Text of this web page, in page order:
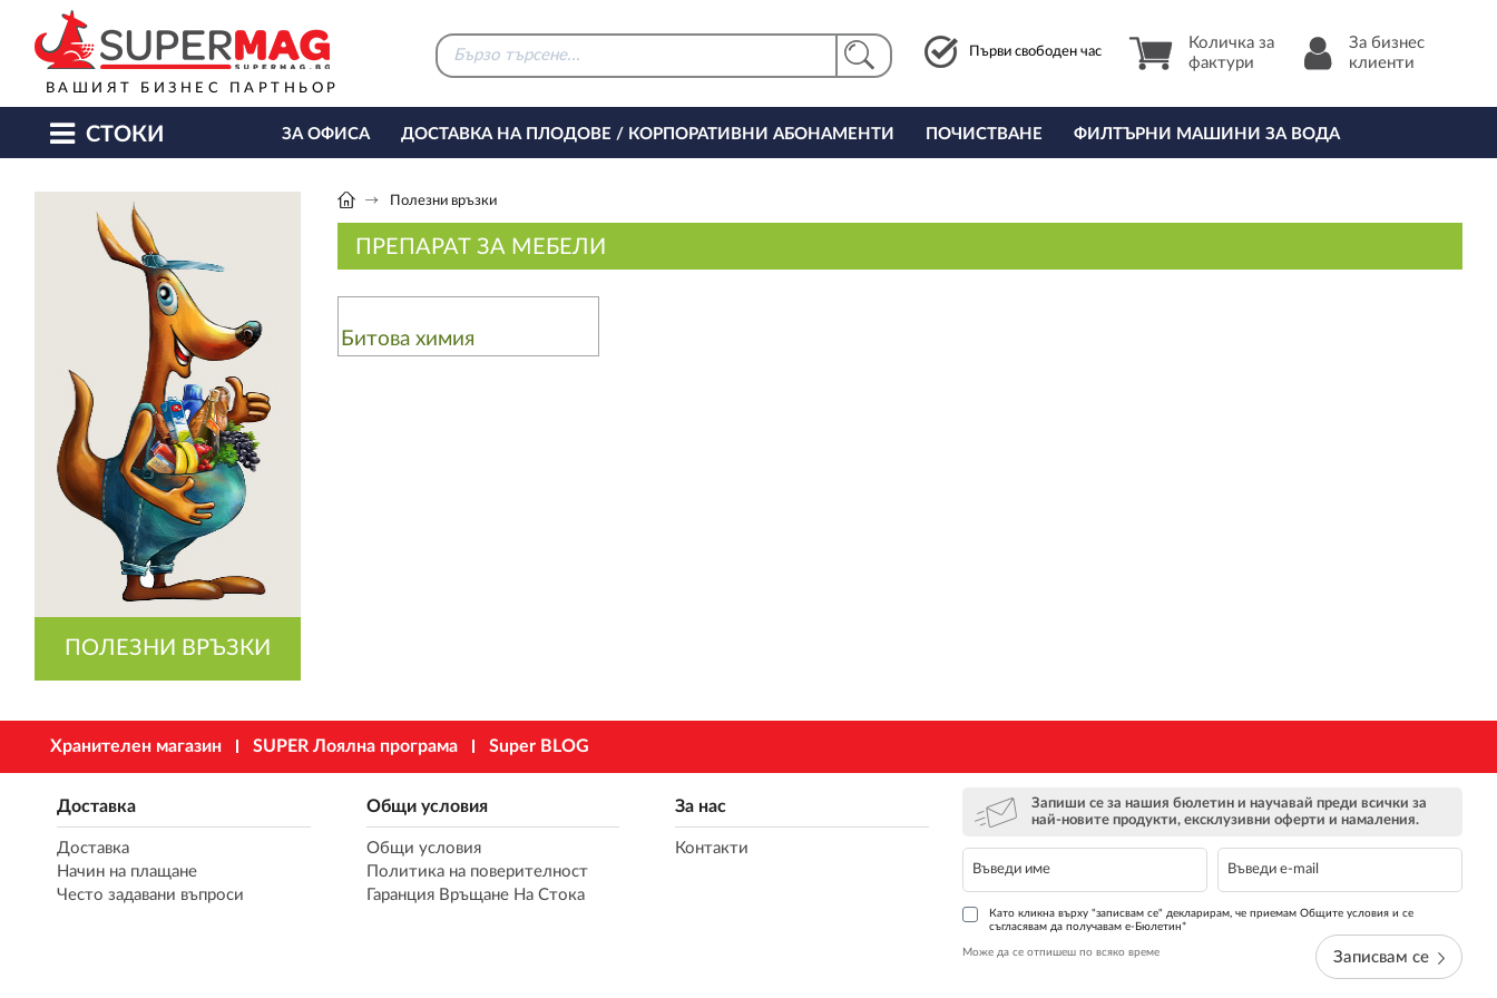
ВАШИЯТ БИЗНЕС ПАРТНЬОР
Първи свободен час
Количка за
фактури
За бизнес
клиенти
СТОКИ ЗА ОФИСА ДОСТАВКА НА ПЛОДОВЕ / КОРПОРАТИВНИ АБОНАМЕНТИ ПОЧИСТВАНЕ ФИЛТЪРНИ МАШИНИ ЗА ВОДА
ПОЛЕЗНИ ВРЪЗКИ
Полезни връзки
ПРЕПАРАТ ЗА МЕБЕЛИ
Битова химия
Хранителен магазин SUPER Лоялна програма Super BLOG
Доставка
Доставка
Начин на плащане
Често задавани въпроси
Общи условия
Общи условия
Политика на поверителност
Гаранция Връщане На Стока
За нас
Контакти
Запиши се за нашия бюлетин и научавай преди всички за
най-новите продукти, ексклузивни оферти и намаления.
Като кликна върху "записвам се" декларирам, че приемам Общите условия и се
съгласявам да получавам е-Бюлетин*
Може да се отпишеш по всяко време Записвам се